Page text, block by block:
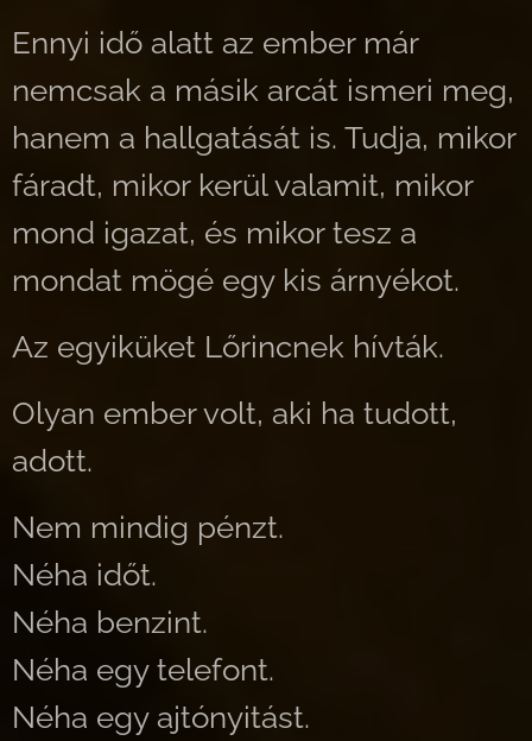
Ennyi idő alatt az ember már
nemcsak a másik arcát ismeri meg,
hanem a hallgatását is. Tudja, mikor
fáradt, mikor kerül valamit, mikor
mond igazat, és mikor tesz a
mondat mögé egy kis árnyékot.
Az egyiküket Lőrincnek hívták.
Olyan ember volt, aki ha tudott,
adott.
Nem mindig pénzt.
Néha időt.
Néha benzint.
Néha egy telefont.
Néha egy ajtónyitást.